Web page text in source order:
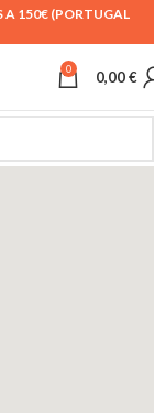
A 150€ (PORTUGAL
0 0,00€